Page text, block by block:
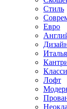
Стиль
Евро
Лофт